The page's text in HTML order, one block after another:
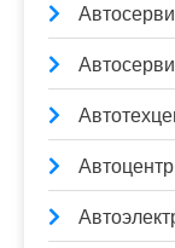
Автоцентр